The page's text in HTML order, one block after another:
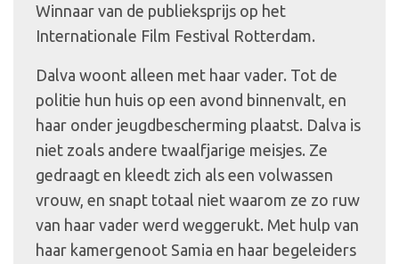
Winnaar van de publieksprijs op het
Internationale Film Festival Rotterdam.
Dalva woont alleen met haar vader. Tot de
politie hun huis op een avond binnenvalt, en
haar onder jeugdbescherming plaatst. Dalva is
niet zoals andere twaalfjarige meisjes. Ze
gedraagt en kleedt zich als een volwassen
vrouw, en snapt totaal niet waarom ze zo ruw
van haar vader werd weggerukt. Met hulp van
haar kamergenoot Samia en haar begeleiders